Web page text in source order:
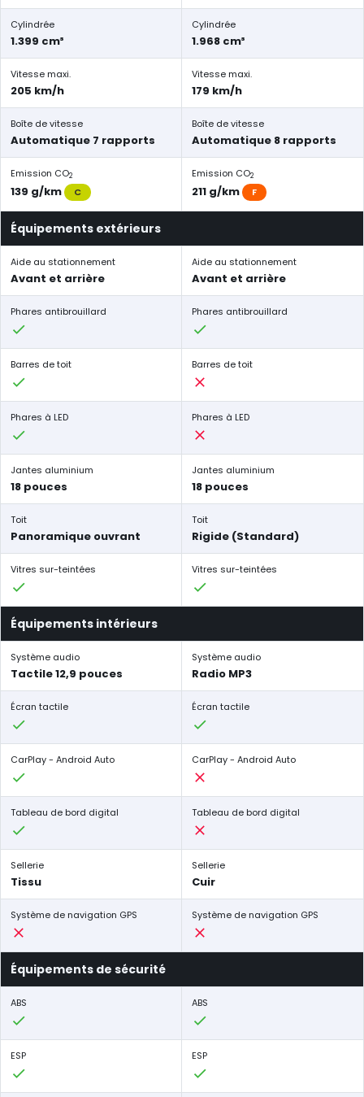
Cylindrée
1.399 cm³
Cylindrée
1.968 cm³
Vitesse maxi.
205 km/h
Vitesse maxi.
179 km/h
Boîte de vitesse
Automatique 7 rapports
Boîte de vitesse
Automatique 8 rapports
Emission CO2
139 g/km C
Emission CO2
211 g/km F
Équipements extérieurs
Aide au stationnement
Avant et arrière
Aide au stationnement
Avant et arrière
Phares antibrouillard Phares antibrouillard
Barres de toit Barres de toit
Phares à LED Phares à LED
Jantes aluminium
18 pouces
Jantes aluminium
18 pouces
Toit
Panoramique ouvrant
Toit
Rigide (Standard)
Vitres sur-teintées Vitres sur-teintées
Équipements intérieurs
Système audio
Tactile 12,9 pouces
Système audio
Radio MP3
Écran tactile Écran tactile
CarPlay - Android Auto CarPlay - Android Auto
Tableau de bord digital Tableau de bord digital
Sellerie
Tissu
Sellerie
Cuir
Système de navigation GPS Système de navigation GPS
Équipements de sécurité
ABS ABS
ESP ESP